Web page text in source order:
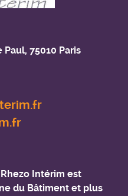
75010 Paris
Intérim est
du Bâtiment et plus